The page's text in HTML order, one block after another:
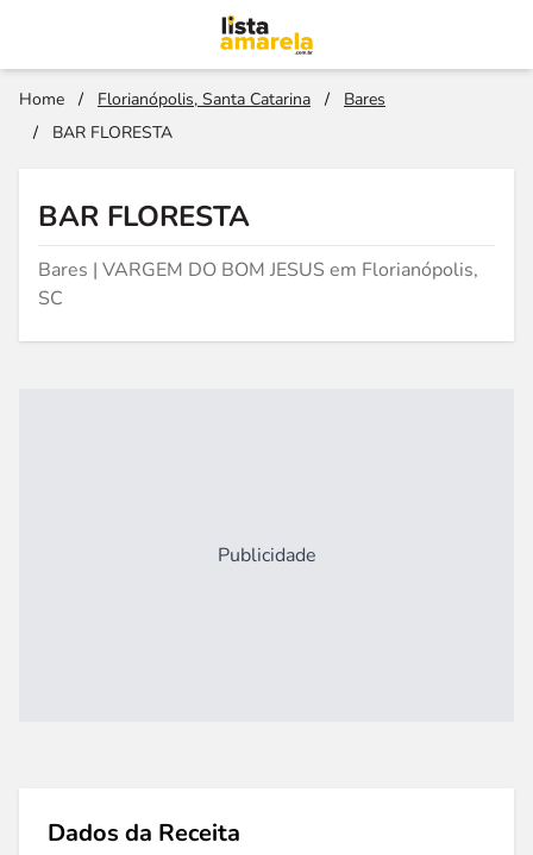
Home / Florianópolis, Santa Catarina /
Bares
/
BAR FLORESTA
BAR FLORESTA
Bares | VARGEM DO BOM JESUS em Florianópolis,
SC
Publicidade
Dados da Receita